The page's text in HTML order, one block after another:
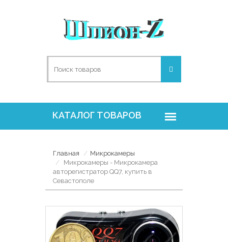
Главная
Микрокамеры
Микрокамеры - Микрокамера
авторегистратор QQ7, купить в
Севастополе